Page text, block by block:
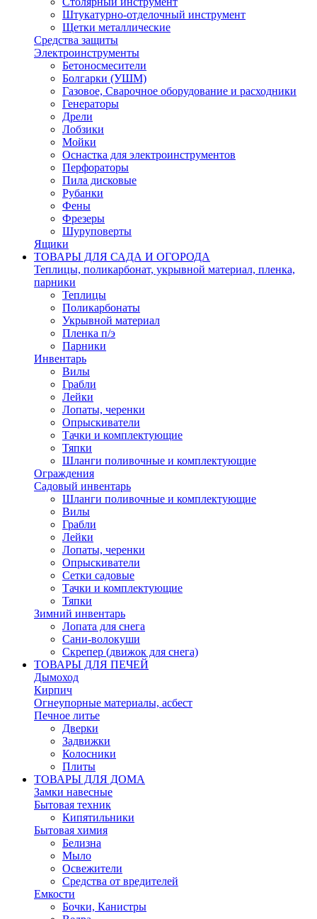
Штукатурно-отделочный инструмент
Щетки металлические
Средства защиты
Электроинструменты
Бетоносмесители
Болгарки (УШМ)
Газовое, Сварочное оборудование и расходники
Генераторы
Дрели
Лобзики
Мойки
Оснастка для электроинструментов
Перфораторы
Пила дисковые
Рубанки
Фены
Фрезеры
Шуруповерты
Ящики
ТОВАРЫ ДЛЯ САДА И ОГОРОДА
Теплицы, поликарбонат, укрывной материал, пленка,
парники
Теплицы
Поликарбонаты
Укрывной материал
Пленка п/э
Парники
Инвентарь
Вилы
Грабли
Лейки
Лопаты, черенки
Опрыскиватели
Тачки и комплектующие
Тяпки
Шланги поливочные и комплектующие
Ограждения
Садовый инвентарь
Шланги поливочные и комплектующие
Вилы
Грабли
Лейки
Лопаты, черенки
Опрыскиватели
Сетки садовые
Тачки и комплектующие
Тяпки
Зимний инвентарь
Лопата для снега
Сани-волокуши
Скрепер (движок для снега)
ТОВАРЫ ДЛЯ ПЕЧЕЙ
Дымоход
Кирпич
Огнеупорные материалы, асбест
Печное литье
Дверки
Задвижки
Колосники
Плиты
ТОВАРЫ ДЛЯ ДОМА
Замки навесные
Бытовая техник
Кипятильники
Бытовая химия
Белизна
Мыло
Освежители
Средства от вредителей
Емкости
Бочки, Канистры